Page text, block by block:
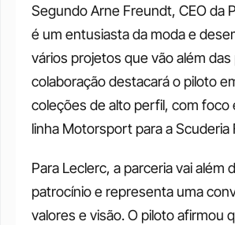
Segundo Arne Freundt, CEO da
é um entusiasta da moda e
vários projetos que vão além das
colaboração destacará o piloto
coleções de alto perfil, com foco
linha Motorsport para a Scuderia
Para Leclerc, a parceria vai além
patrocínio e representa uma
valores e visão. O piloto afirmou